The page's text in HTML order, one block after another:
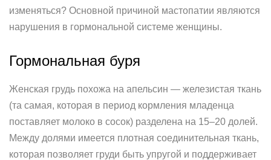
изменяться? Основной причиной мастопатии являются
нарушения в гормональной системе женщины.
Гормональная буря
Женская грудь похожа на апельсин — железистая ткань
(та самая, которая в период кормления младенца
поставляет молоко в сосок) разделена на 15–20 долей.
Между долями имеется плотная соединительная ткань,
которая позволяет груди быть упругой и поддерживает